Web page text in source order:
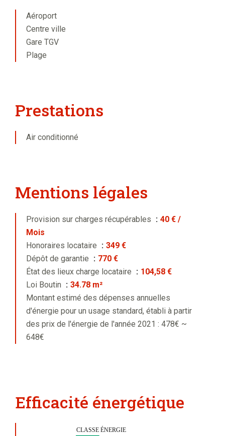
Aéroport
Centre ville
Gare TGV
Plage
Prestations
Air conditionné
Mentions légales
Provision sur charges récupérables
40 € /
Mois
Honoraires locataire
349 €
Dépôt de garantie
770 €
État des lieux charge locataire
104,58 €
Loi Boutin
34.78 m²
Montant estimé des dépenses annuelles
d'énergie pour un usage standard, établi à partir
des prix de l'énergie de l'année 2021 : 478€ ~
648€
Efficacité énergétique